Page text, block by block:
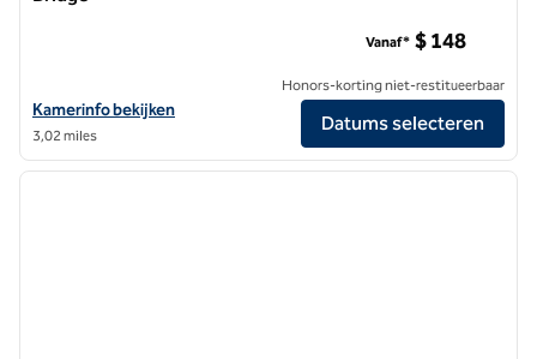
Bekijk hoteldetails voor Hilton Garden Inn San Francisco/Oakland
Kamerinfo bekijken
3,02 miles
Vanaf* $ 148
Honors-korting niet-restitueerbaar
Datums selecteren
1/12
1 van 12